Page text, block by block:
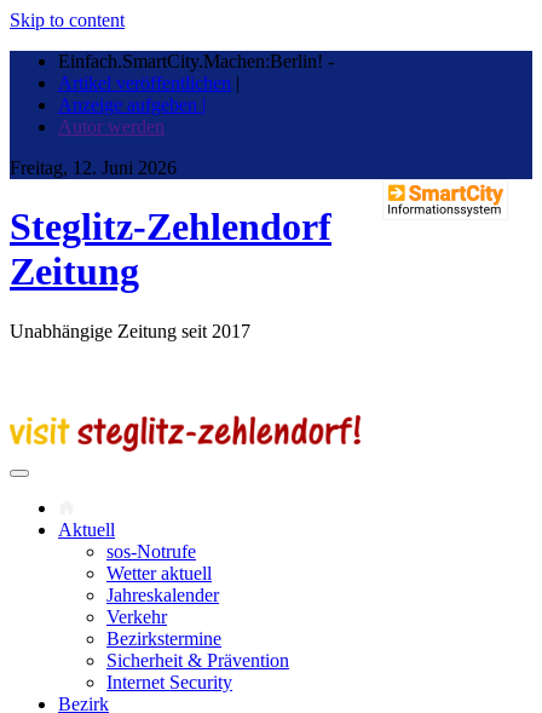
Skip to content
Einfach.SmartCity.Machen:Berlin! -
Artikel veröffentlichen |
Anzeige aufgeben |
Autor werden
Freitag, 12. Juni 2026
Steglitz-Zehlendorf
Zeitung
Unabhängige Zeitung seit 2017
Aktuell
sos-Notrufe
Wetter aktuell
Jahreskalender
Verkehr
Bezirkstermine
Sicherheit & Prävention
Internet Security
Bezirk